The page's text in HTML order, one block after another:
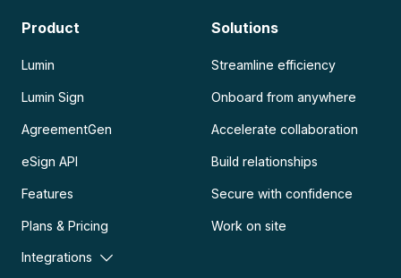
Product
Lumin
Lumin Sign
AgreementGen
eSign API
Features
Plans & Pricing
Integrations
Solutions
Streamline efficiency
Onboard from anywhere
Accelerate collaboration
Build relationships
Secure with confidence
Work on site